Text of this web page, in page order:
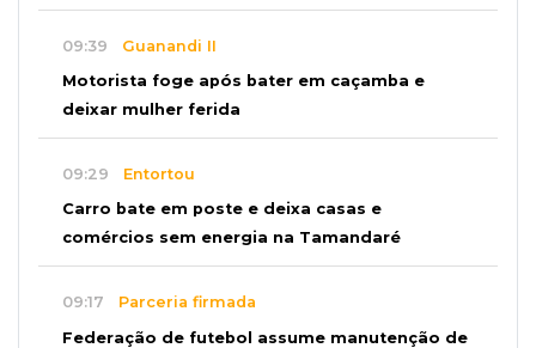
09:39 Guanandi II
Motorista foge após bater em caçamba e
deixar mulher ferida
09:29 Entortou
Carro bate em poste e deixa casas e
comércios sem energia na Tamandaré
09:17 Parceria firmada
Federação de futebol assume manutenção de